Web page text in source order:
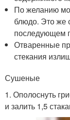
По желанию
блюдо. Это же
последующем
Отваренные
стекания
Сушеные
1. Ополоснуть
и залить 1,5